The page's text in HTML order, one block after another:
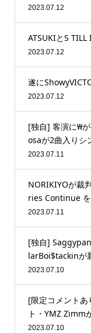
2023.07.12
ATSUKIとS
2023.07.12
遂に
2023.07.12
[独自] 客演に₩
osaが2曲入りシ
2023.07.11
NORIKIYOが裁
ries Continue
2023.07.11
[独自]
larBoi$tackinが
2023.07.10
[限定コメント
ト・YMZ Zimm
2023.07.10